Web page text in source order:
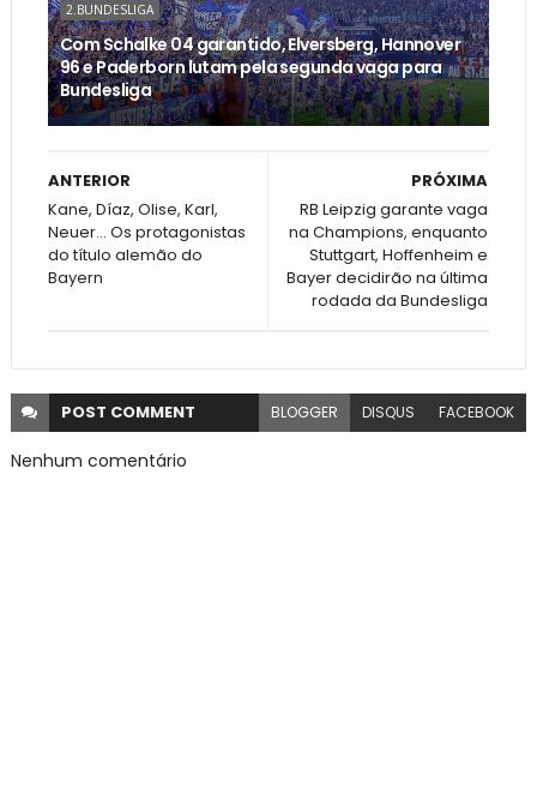
2.BUNDESLIGA
Com Schalke 04 garantido, Elversberg, Hannover
96 e Paderborn lutam pela segunda vaga para
Bundesliga
PRÓXIMA
RB Leipzig garante vaga
na Champions, enquanto
Stuttgart, Hoffenheim e
Bayer decidirão na última
rodada da Bundesliga
ANTERIOR
Kane, Díaz, Olise, Karl,
Neuer… Os protagonistas
do título alemão do
Bayern
POST COMMENT BLOGGER DISQUS FACEBOOK
Nenhum comentário